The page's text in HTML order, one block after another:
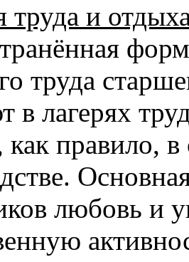
труда и
труда
в лагерях
правило, в
любовь и